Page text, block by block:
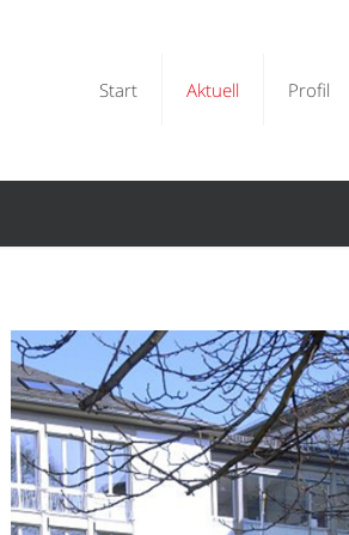
Start Aktuell Profil